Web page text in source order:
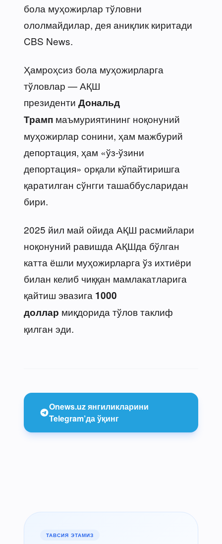
бола муҳожирлар тўловни
ололмайдилар, дея аниқлик киритади
CBS News.
Ҳамроҳсиз бола муҳожирларга
тўловлар — АҚШ
президенти Дональд
Трамп маъмуриятининг ноқонуний
муҳожирлар сонини, ҳам мажбурий
депортация, ҳам «ўз-ўзини
депортация» орқали кўпайтиришга
қаратилган сўнгги ташаббусларидан
бири.
2025 йил май ойида АҚШ расмийлари
ноқонуний равишда АҚШда бўлган
катта ёшли муҳожирларга ўз ихтиёри
билан келиб чиққан мамлакатларига
қайтиш эвазига 1000
доллар миқдорида тўлов таклиф
қилган эди.
Onews.uz янгиликларини
Telegram’да ўқинг
ТАВСИЯ ЭТАМИЗ